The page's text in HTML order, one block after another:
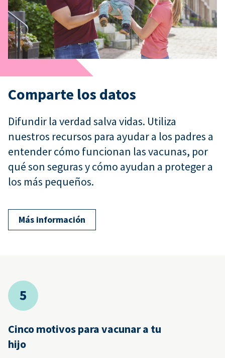
Comparte los datos
Difundir la verdad salva vidas. Utiliza
nuestros recursos para ayudar a los padres a
entender cómo funcionan las vacunas, por
qué son seguras y cómo ayudan a proteger a
los más pequeños.
Más información
Cinco motivos para vacunar a tu
hijo